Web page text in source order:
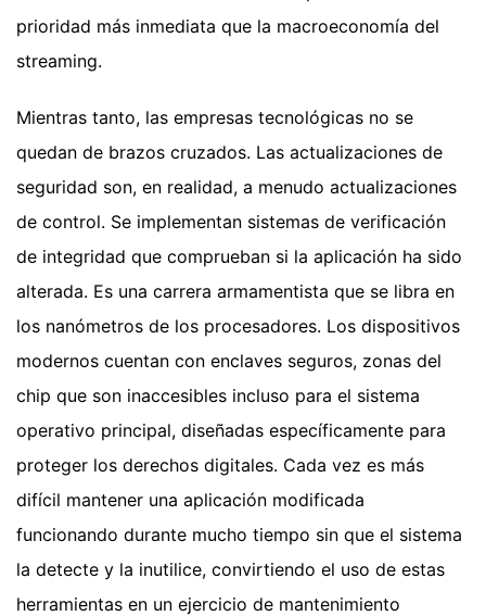
prioridad más inmediata que la macroeconomía del
streaming.
Mientras tanto, las empresas tecnológicas no se
quedan de brazos cruzados. Las actualizaciones de
seguridad son, en realidad, a menudo actualizaciones
de control. Se implementan sistemas de verificación
de integridad que comprueban si la aplicación ha sido
alterada. Es una carrera armamentista que se libra en
los nanómetros de los procesadores. Los dispositivos
modernos cuentan con enclaves seguros, zonas del
chip que son inaccesibles incluso para el sistema
operativo principal, diseñadas específicamente para
proteger los derechos digitales. Cada vez es más
difícil mantener una aplicación modificada
funcionando durante mucho tiempo sin que el sistema
la detecte y la inutilice, convirtiendo el uso de estas
herramientas en un ejercicio de mantenimiento